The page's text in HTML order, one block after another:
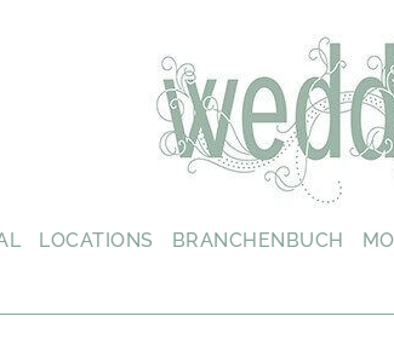
LOCATIONS BRANCHENBUCH